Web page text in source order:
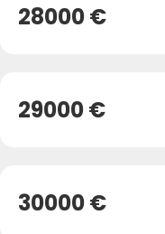
28000 €
29000 €
30000 €